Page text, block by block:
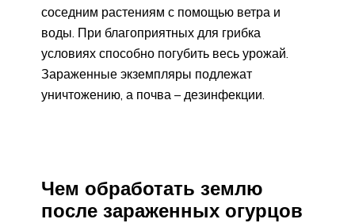
соседним растениям с помощью ветра и
воды. При благоприятных для грибка
условиях способно погубить весь урожай.
Зараженные экземпляры подлежат
уничтожению, а почва – дезинфекции.
Чем обработать землю
после зараженных огурцов